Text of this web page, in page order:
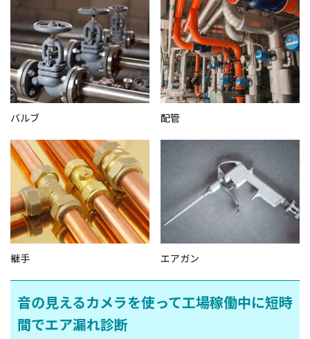
バルブ 配管
継手 エアガン
音の見えるカメラを使って工場稼働中に短時
間でエア漏れ診断